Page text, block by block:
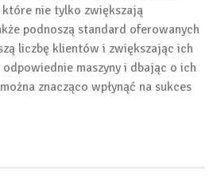
które nie tylko zwiększają
podnoszą standard oferowanych
liczbę klientów i zwiększając ich
maszyny i dbając o ich
znacząco wpłynąć na sukces